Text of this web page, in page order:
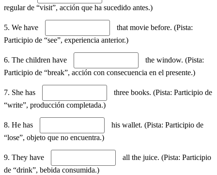
regular de “visit”, acción que ha sucedido antes.)
5. We have
that movie before. (Pista:
Participio de “see”, experiencia anterior.)
6. The children have
the window. (Pista:
Participio de “break”, acción con consecuencia en el presente.)
7. She has
three books. (Pista: Participio de
“write”, producción completada.)
8. He has
his wallet. (Pista: Participio de
“lose”, objeto que no encuentra.)
9. They have
all the juice. (Pista: Participio
de “drink”, bebida consumida.)